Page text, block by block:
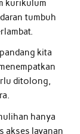
kurikulum
tumbuh
kita
ditolong,
hanya
akses layanan